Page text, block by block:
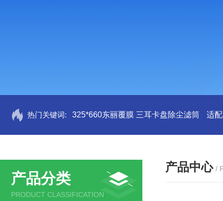
热门关键词: 325*660东丽覆膜 三耳卡盘除尘滤筒 适
产品分类
PRODUCT CLASSIFICATION
产品中心 /